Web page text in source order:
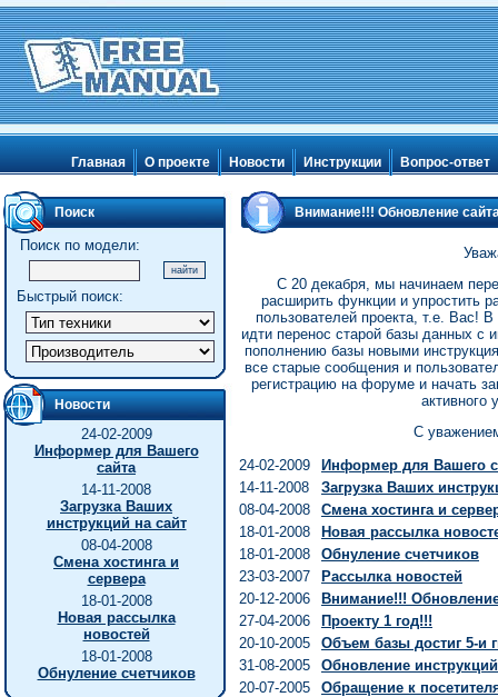
Главная О проекте Новости Инструкции Вопрос-ответ
Поиск
Поиск по модели:
Быстрый поиск:
Новости
24-02-2009
Информер для Вашего
сайта
14-11-2008
Загрузка Ваших
инструкций на сайт
08-04-2008
Смена хостинга и
сервера
18-01-2008
Новая рассылка
новостей
18-01-2008
Обнуление счетчиков
Внимание!!! Обновление
С 20 декабря, мы начинаем
расширить функции и упростить
пользователей проекта, т.е. Вас!
идти перенос старой базы данных с
пополнению базы новыми
все старые сообщения и
регистрацию на форуме и начать
активного
С
24-02-2009
Информер для Вашего
14-11-2008
Загрузка Ваших
08-04-2008
Смена хостинга и
18-01-2008
Новая рассылка
18-01-2008
Обнуление счетчиков
23-03-2007
Рассылка новостей
20-12-2006
Внимание!!!
27-04-2006
Проекту 1 год!!!
20-10-2005
Объем базы достиг 5-и
31-08-2005
Обновление инструкций
20-07-2005
Обращение к